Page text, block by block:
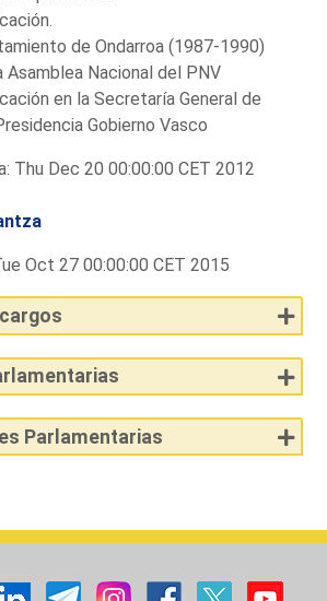
de Ondarroa (1987-1990)
Asamblea Nacional del PNV
en la Secretaría General de
Gobierno Vasco
Thu Dec 20 00:00:00 CET 2012
Oct 27 00:00:00 CET 2015
Parlamentarias